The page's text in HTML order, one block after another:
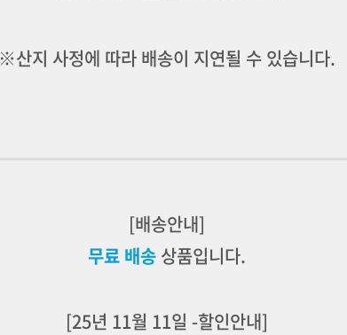
※산지 사정에 따라 배송이 지연될 수 있습니다.
[배송안내]
무료 배송 상품입니다.
[25년 11월 11일 -할인안내]